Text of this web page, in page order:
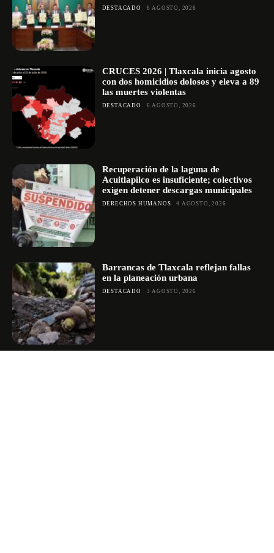
DESTACADO 6 AGOSTO, 2026
CRUCES 2026 | Tlaxcala inicia agosto
con dos homicidios dolosos y eleva a 89
las muertes violentas
DESTACADO 6 AGOSTO, 2026
Recuperación de la laguna de
Acuitlapilco es insuficiente; colectivos
exigen detener descargas municipales
DERECHOS HUMANOS 4 AGOSTO, 2026
Barrancas de Tlaxcala reflejan fallas
en la planeación urbana
DESTACADO 3 AGOSTO, 2026